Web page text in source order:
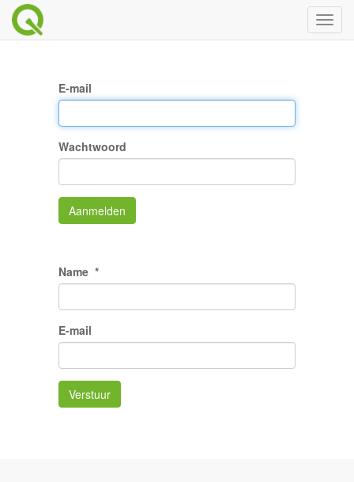
E-mail
Wachtwoord
Aanmelden
Name
E-mail
Verstuur